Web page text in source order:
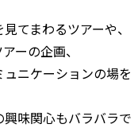
てまわるツアーや、
ーの企画、
ニケーションの場を
味関心もバラバラで